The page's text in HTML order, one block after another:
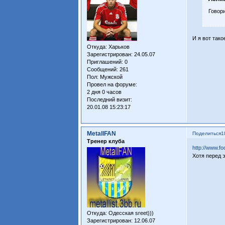
Откуда: Харьков
Зарегистрирован: 24.05.07
Приглашений: 0
Сообщений: 261
Пол: Мужской
Провел на форуме:
2 дня 0 часов
Последний визит:
20.01.08 15:23:17
И я вот
Поделиться
MetallFAN
Тренер клуба
Откуда: Одесская sreet)))
Зарегистрирован: 12.06.07
http://
Хотя перед